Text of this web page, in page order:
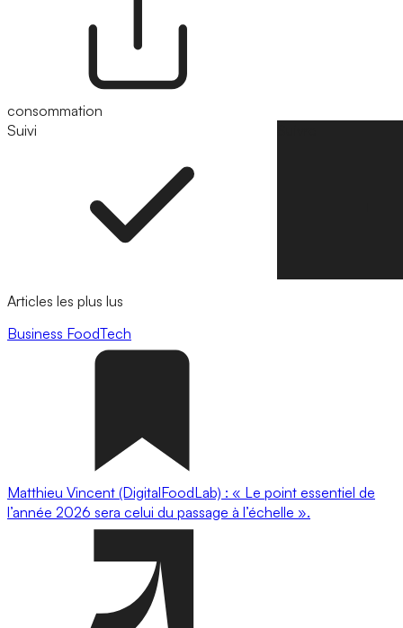
consommation
Suivi
Articles les plus lus
Business FoodTech
Matthieu Vincent (DigitalFoodLab) : « Le point essentiel de
l’année 2026 sera celui du passage à l’échelle ».